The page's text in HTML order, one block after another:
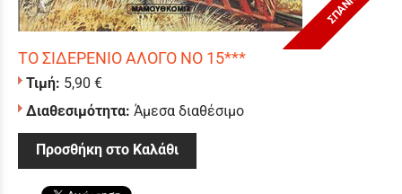
ΣΠΑΝΙΟ
ΤΟ ΣΙΔΕΡΕΝΙΟ ΑΛΟΓΟ ΝΟ 15***
Τιμή: 5,90 €
Διαθεσιμότητα: Άμεσα διαθέσιμο
Προσθήκη στο Καλάθι